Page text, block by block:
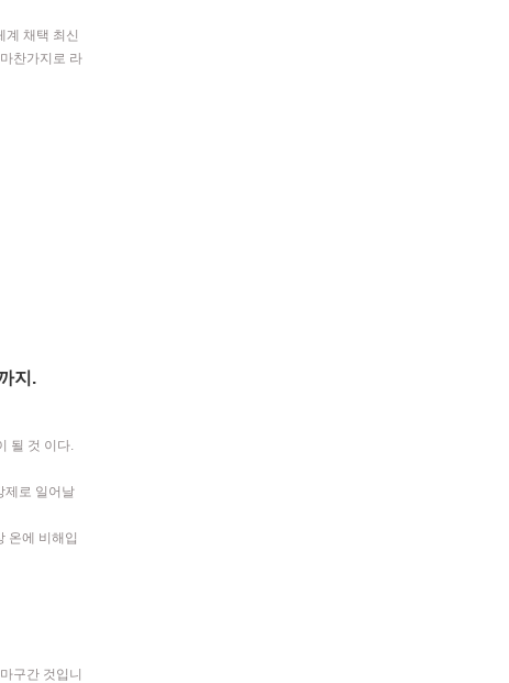
계 채택 최신
찬가지로 라
지.
될 것 이다.
제로 일어날
온에 비해입
구간 것입니